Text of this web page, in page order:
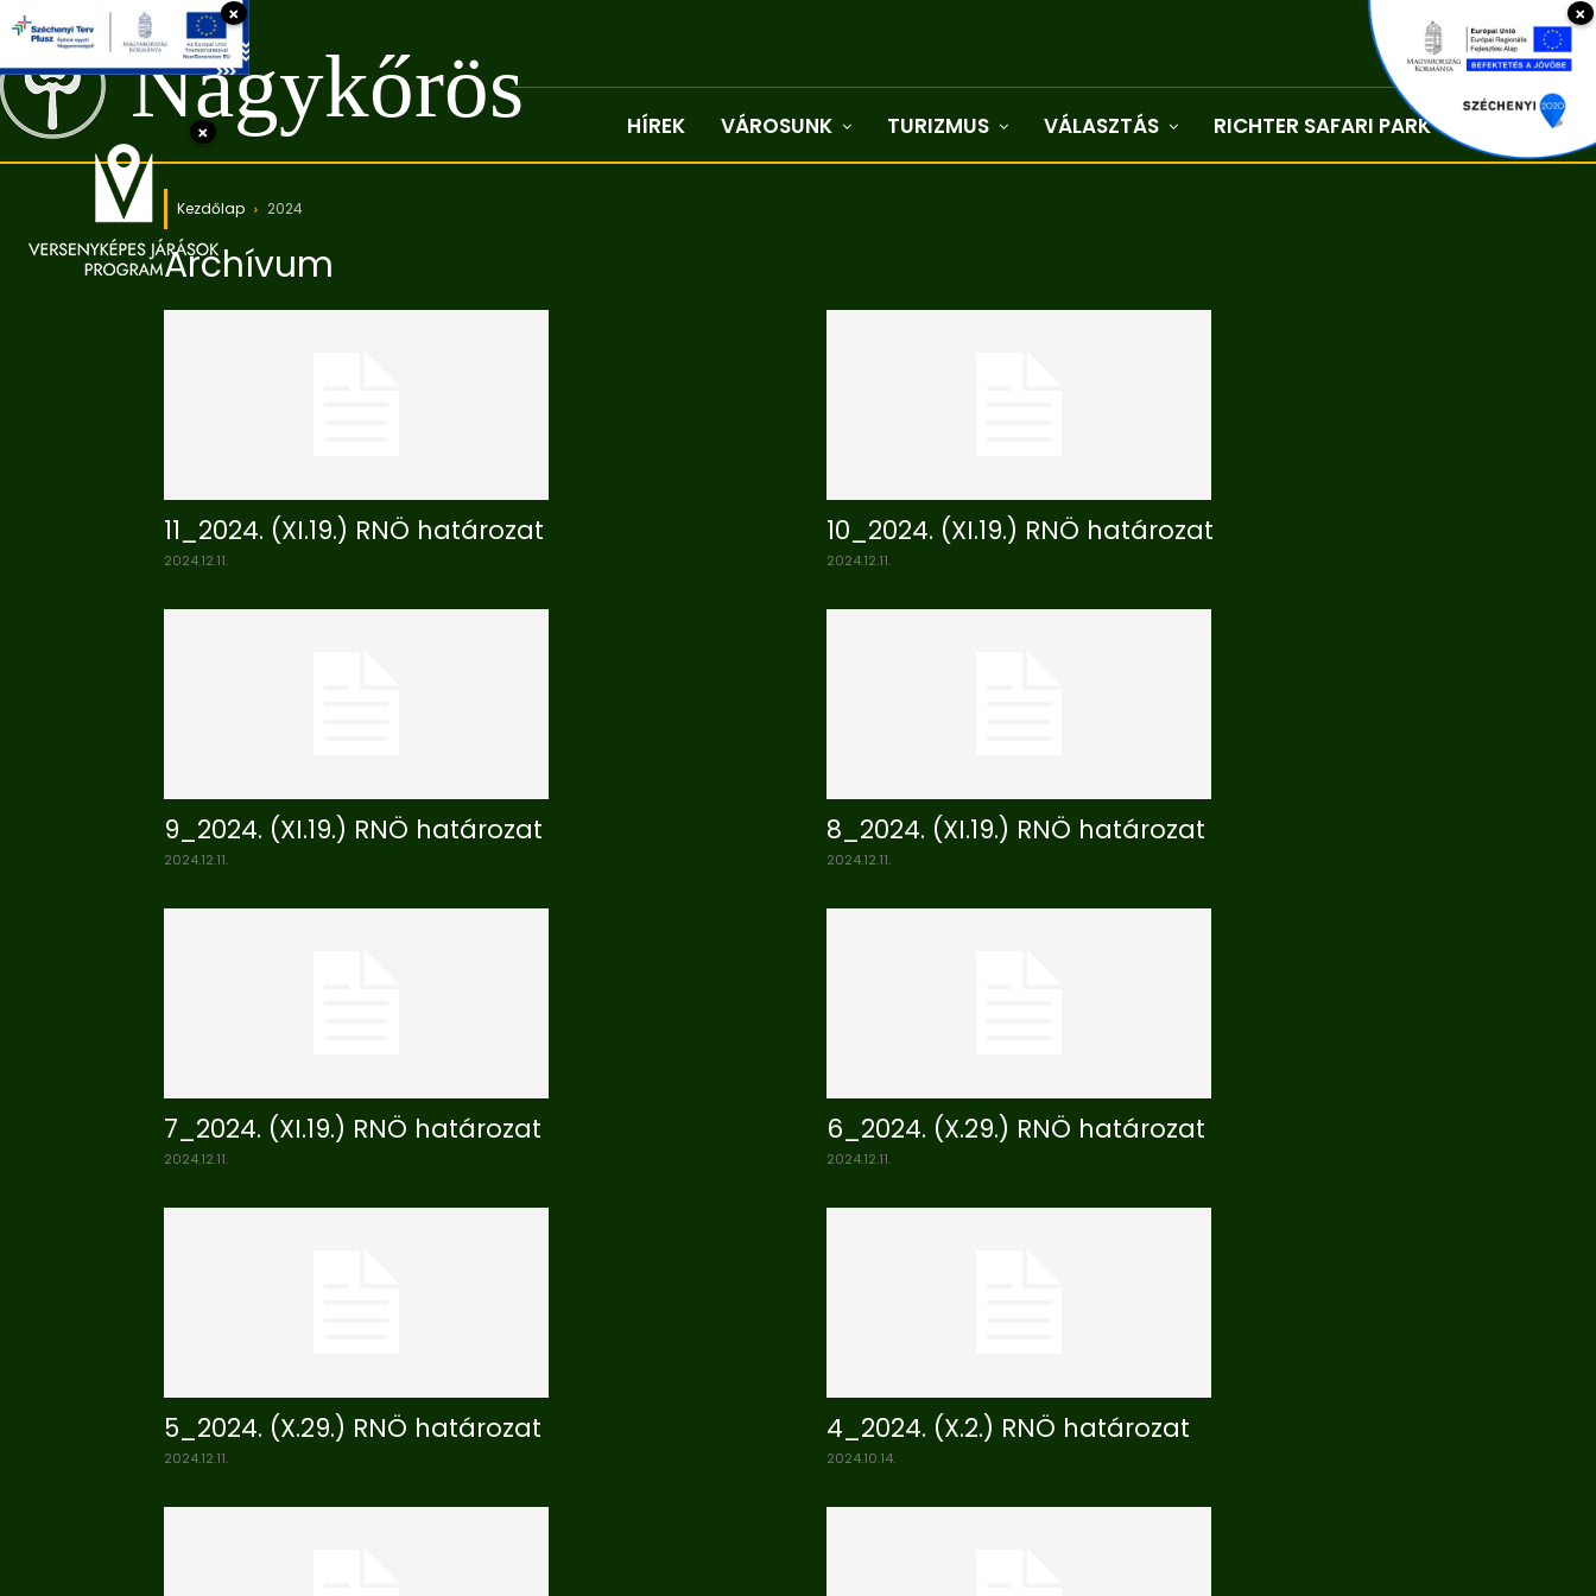
Nagykőrös HÍREK VÁROSUNK TURIZMUS VÁLASZTÁS RICHTER SAFARI PARK Kapcsolat
Kezdőlap 2024
Archívum
11_2024. (XI.19.) RNÖ határozat
2024.12.11.
10_2024. (XI.19.) RNÖ határozat
2024.12.11.
9_2024. (XI.19.) RNÖ határozat
2024.12.11.
8_2024. (XI.19.) RNÖ határozat
2024.12.11.
7_2024. (XI.19.) RNÖ határozat
2024.12.11.
6_2024. (X.29.) RNÖ határozat
2024.12.11.
5_2024. (X.29.) RNÖ határozat
2024.12.11.
4_2024. (X.2.) RNÖ határozat
2024.10.14.
×
×
×